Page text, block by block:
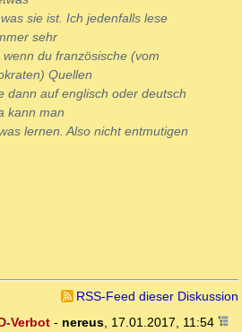
sie ist. Ich jedenfalls lese
sehr
du französische (vom
Quellen
dann auf englisch oder deutsch
kann man
lernen. Also nicht entmutigen
RSS-Feed dieser Diskussion
Verbot- nereus, 17.01.2017, 11:54